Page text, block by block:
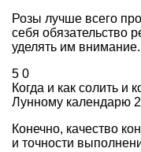
Розы лучше всего
себя обязательство
уделять им
5 0
Когда и как солить и
Лунному календарю
Конечно, качество
и точности